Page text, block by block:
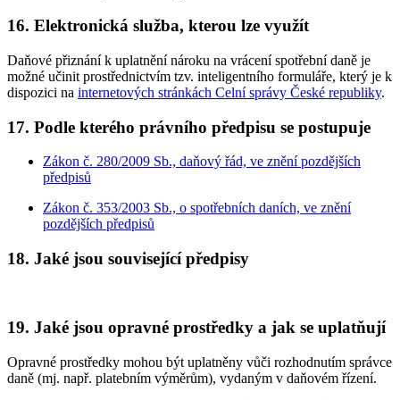
16. Elektronická služba, kterou lze využít
Daňové přiznání k uplatnění nároku na vrácení spotřební daně je
možné učinit prostřednictvím tzv. inteligentního formuláře, který je k
dispozici na internetových stránkách Celní správy České republiky.
17. Podle kterého právního předpisu se postupuje
Zákon č. 280/2009 Sb., daňový řád, ve znění pozdějších
předpisů
Zákon č. 353/2003 Sb., o spotřebních daních, ve znění
pozdějších předpisů
18. Jaké jsou související předpisy
19. Jaké jsou opravné prostředky a jak se uplatňují
Opravné prostředky mohou být uplatněny vůči rozhodnutím správce
daně (mj. např. platebním výměrům), vydaným v daňovém řízení.